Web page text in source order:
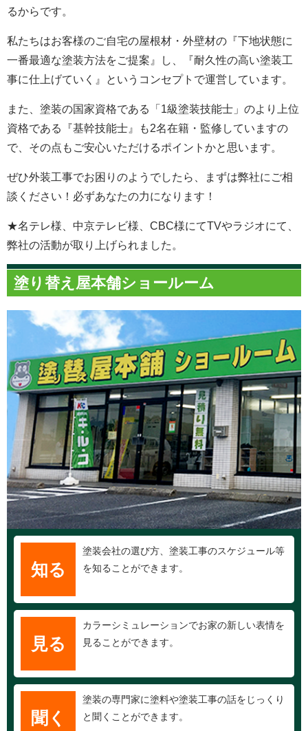
るからです。
私たちはお客様のご自宅の屋根材・外壁材の『下地状態に
一番最適な塗装方法をご提案』し、『耐久性の高い塗装工
事に仕上げていく』というコンセプトで運営しています。
また、塗装の国家資格である「1級塗装技能士」のより上位
資格である『基幹技能士』も2名在籍・監修していますの
で、その点もご安心いただけるポイントかと思います。
ぜひ外装工事でお困りのようでしたら、まずは弊社にご相
談ください！必ずあなたの力になります！
★名テレ様、中京テレビ様、CBC様にてTVやラジオにて、
弊社の活動が取り上げられました。
塗り替え屋本舗ショールーム
知る
塗装会社の選び方、塗装工事のスケジュール等
を知ることができます。
見る
カラーシミュレーションでお家の新しい表情を
見ることができます。
聞く
塗装の専門家に塗料や塗装工事の話をじっくり
と聞くことができます。